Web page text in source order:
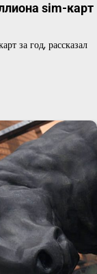
sim-карт
за год, рассказал